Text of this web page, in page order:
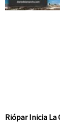
Riópar Inicia La